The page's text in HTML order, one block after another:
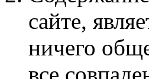
сайте,
ничего